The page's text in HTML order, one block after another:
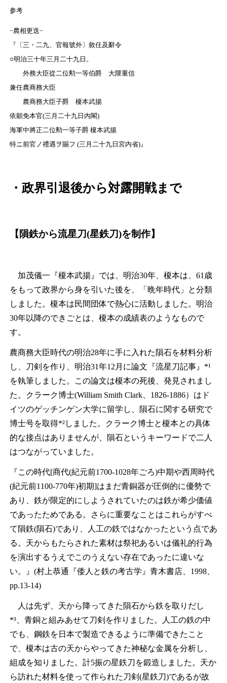
参考
−農相更迭−
『〔三・二九、官報號外〕敘任及辭令
○明治三十年三月二十九日。
外務大臣從二位勲一等伯爵 大隈重信
兼任農商務大臣
農商務大臣子爵 榎本武揚
依願免本官(三月二十九日內閣)
海軍中將正二位勲一等子爵 榎本武揚
特ニ前官ノ禮遇ヲ賜フ (三月二十九日宮内省)』
・政界引退後から対露開戦まで
【隕鉄から流星刀(星鉄刀)を制作】
加茂儀一『榎本武揚』では、明治30年、榎本は、61歳
をもって政界から身を引いた後を、「晩年時代」と分類
しました。榎本は民間団体で熱心に活動しました。明治
30年以降のできごとは、榎本の成績表のようなもので
す。
農商務大臣時代の明治28年に手に入れた隕石を材料分析
し、刀剣を作り、明治31年12月に論文『流星刀記事』*¹
を執筆しました。この論文は榎本の死後、発見されまし
た。クラーク博士(William Smith Clark、1826-1886）はド
イツのゲッチンゲン大学に留学し、隕石に関する研究で
博士号を取得*²しました。クラーク博士と榎本との具体
的な接点はありませんが、隕石というキーワードで二人
はつながっていました。
『この時代[商代(紀元前1700-1028年ごろ)中期や西周時代
(紀元前1100-770年)初期]はまだ青銅器が圧倒的に優勢で
あり、鉄が限定的にしようされていたのは鉄が希少価値
であったためである。さらに重要なことはこれらがすべ
て隕鉄(隕石)であり、人工の鉄ではなかったという点であ
る。天からもたらされた素材は祭祀あるいは儀礼的行為
を演出するうえでこのうえない存在であったに違いな
い。』(村上恭通『倭人と鉄の考古学』青木書店、1998、
pp.13-14)
人は先ず、天から降ってきた隕石から鉄を取りだし
*³、青銅と組みあせて刀剣を作りました。人工の鉄の中
でも、鋼鉄を日本で製造できるように準備できたこと
で、榎本は古の天からやってきた神秘な金属を分析し、
組成を知りました。計5振の星鉄刀を鍛造しました。天か
ら訪れた材料を使って作られた刀剣(星鉄刀)であるが故